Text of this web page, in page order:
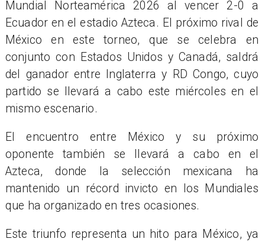
Mundial Norteamérica 2026 al vencer 2-0 a
Ecuador en el estadio Azteca. El próximo rival de
México en este torneo, que se celebra en
conjunto con Estados Unidos y Canadá, saldrá
del ganador entre Inglaterra y RD Congo, cuyo
partido se llevará a cabo este miércoles en el
mismo escenario.
El encuentro entre México y su próximo
oponente también se llevará a cabo en el
Azteca, donde la selección mexicana ha
mantenido un récord invicto en los Mundiales
que ha organizado en tres ocasiones.
Este triunfo representa un hito para México, ya